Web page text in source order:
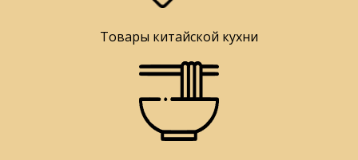
Товары китайской кухни